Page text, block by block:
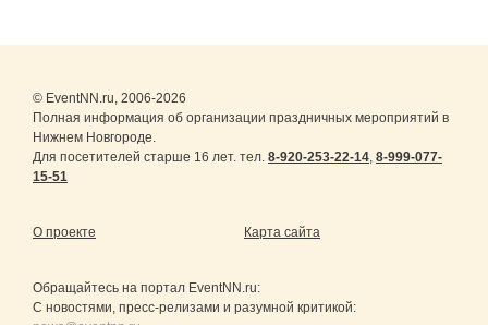
© EventNN.ru, 2006-2026
Полная информация об организации праздничных мероприятий в
Нижнем Новгороде.
Для посетителей старше 16 лет. тел. 8-920-253-22-14, 8-999-077-
15-51
О проекте Карта сайта
Обращайтесь на портал EventNN.ru:
С новостями, пресс-релизами и разумной критикой: